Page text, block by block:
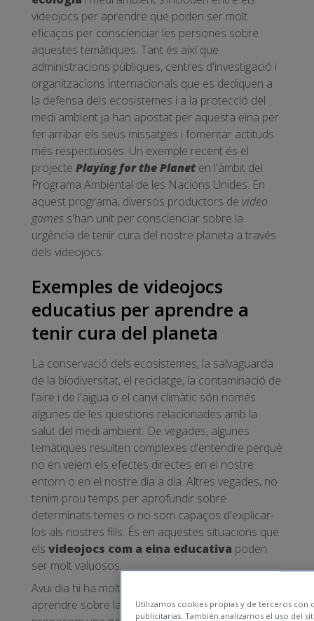
videojocs per aprendre que poden ser molt
eficaços per conscienciar les persones sobre
aquestes temàtiques. Tant és així que
administracions públiques, centres d'investigació i
organitzacions internacionals que es dediquen a
la defensa dels ecosistemes i a la protecció del
medi ambient ja han apostat per aquesta eina per
fer arribar els seus missatges i fomentar actituds
més respectuoses. Un exemple recent és el
projecte Playing for the Planeten l'àmbit del
Programa Ambiental de les Nacions Unides. En
aquest programa, diversos productors de video
games s'han unit per conscienciar sobre la
urgència de tenir cura del nostre planeta a través
dels videojocs.
Exemples de videojocs
educatius per aprendre a
tenir cura del planeta
La conservació dels ecosistemes, la salvaguarda
de la biodiversitat, el reciclatge, la contaminació de
l'aire i de l'aigua o el canvi climàtic són només
algunes de les qüestions relacionades amb la
salut del medi ambient. De vegades, algunes
temàtiques resulten complexes d'entendre perquè
no en veiem els efectes directes en el nostre
entorn o en el nostre dia a dia. Altres vegades, no
tenim prou temps per aprofundir sobre
determinats temes o no som capaços d'explicar-
los als nostres fills. És en aquestes situacions que
els videojocs com a eina educativa poden
ser molt valuosos.
Avui dia hi ha molts
aprendre sobre la cura del medi ambient. Aquí et
Utilizamos cookies propias y de terceros con
publicitarias. También analizamos el uso del